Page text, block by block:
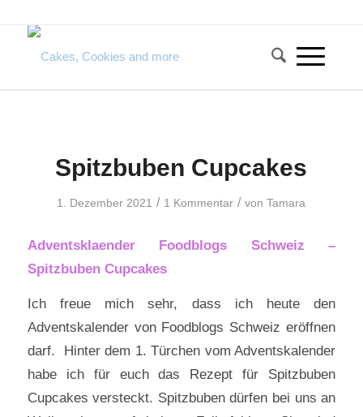
Spitzbuben Cupcakes
1. Dezember 2021 / 1 Kommentar / vonTamara
Adventsklaender Foodblogs Schweiz –
Spitzbuben Cupcakes
Ich freue mich sehr, dass ich heute den
Adventskalender von Foodblogs Schweiz eröffnen
darf. Hinter dem 1. Türchen vom Adventskalender
habe ich für euch das Rezept für Spitzbuben
Cupcakes versteckt. Spitzbuben dürfen bei uns an